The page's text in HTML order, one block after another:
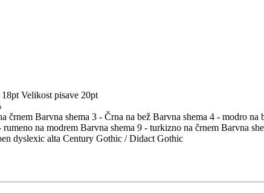
18pt Velikost pisave 20pt
črnem Barvna shema 3 - Črna na bež Barvna shema 4 - modro na
rumeno na modrem Barvna shema 9 - turkizno na črnem Barvna
dyslexic alta Century Gothic / Didact Gothic